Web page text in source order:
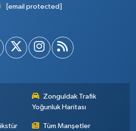
[email protected]
Zonguldak Trafik
Yoğunluk Haritası
Tüm Manşetler